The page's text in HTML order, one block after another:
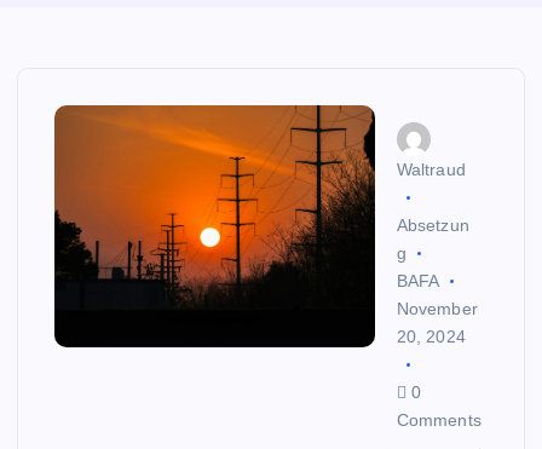
Waltraud
Absetzun
g
BAFA
November
20, 2024
0
Comments